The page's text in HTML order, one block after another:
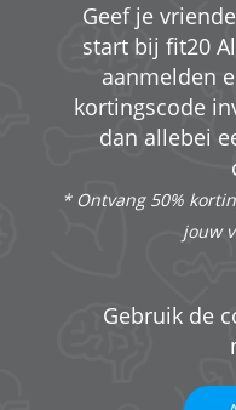
Geef je
start bij fit20
aanmelden
kortingscode
dan allebei
* Ontvang 50%
jouw
Gebruik de